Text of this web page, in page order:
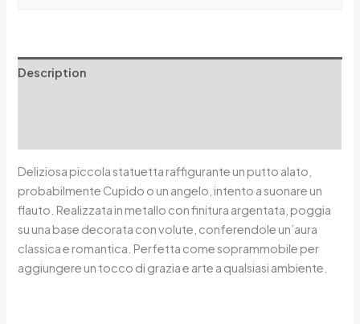
Description
Deliziosa piccola statuetta raffigurante un putto alato,
probabilmente Cupido o un angelo, intento a suonare un
flauto. Realizzata in metallo con finitura argentata, poggia
su una base decorata con volute, conferendole un’aura
classica e romantica. Perfetta come soprammobile per
aggiungere un tocco di grazia e arte a qualsiasi ambiente.